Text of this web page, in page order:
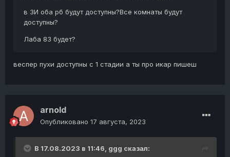
в ЗИ оба рб будут доступны?Все комнаты будут
доступны?
Лаба 83 будет?
веспер пухи доступны с 1 стадии а ты про икар пишеш
arnold
Опубликовано 17 августа, 2023
В 17.08.2023 в 11:46, ggg сказал: